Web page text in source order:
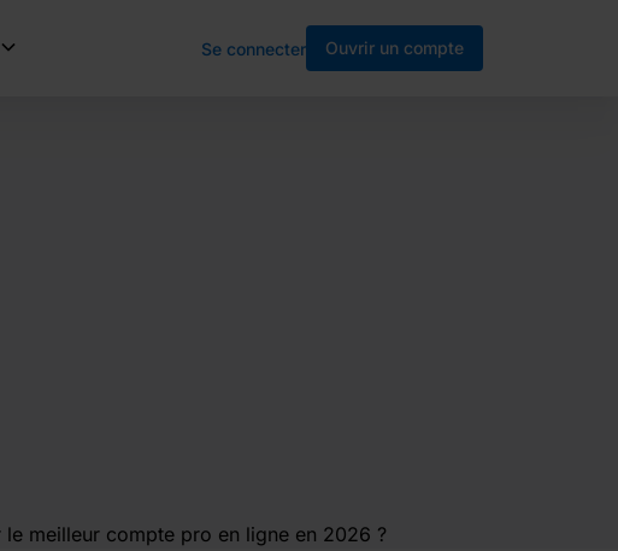
Se connecter Ouvrir un compte